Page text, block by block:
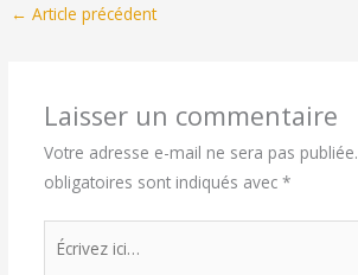
← Article précédent
Laisser un commentaire
Votre adresse e-mail ne sera pas publiée.
obligatoires sont indiqués avec *
Écrivez